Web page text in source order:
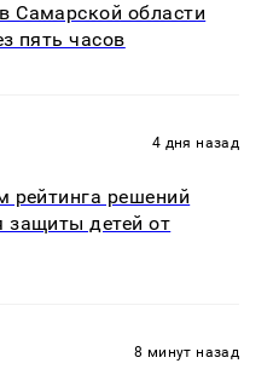
Самарской области
пять часов
4 дня назад
рейтинга решений
защиты детей от
8 минут назад